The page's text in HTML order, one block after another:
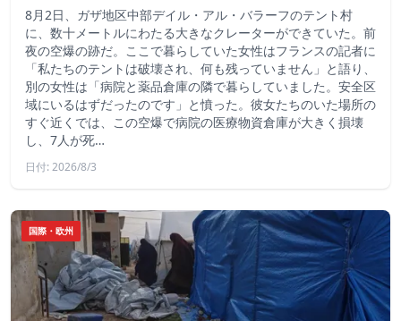
8月2日、ガザ地区中部デイル・アル・バラーフのテント村
に、数十メートルにわたる大きなクレーターができていた。前
夜の空爆の跡だ。ここで暮らしていた女性はフランスの記者に
「私たちのテントは破壊され、何も残っていません」と語り、
別の女性は「病院と薬品倉庫の隣で暮らしていました。安全区
域にいるはずだったのです」と憤った。彼女たちのいた場所の
すぐ近くでは、この空爆で病院の医療物資倉庫が大きく損壊
し、7人が死…
日付: 2026/8/3
国際・欧州